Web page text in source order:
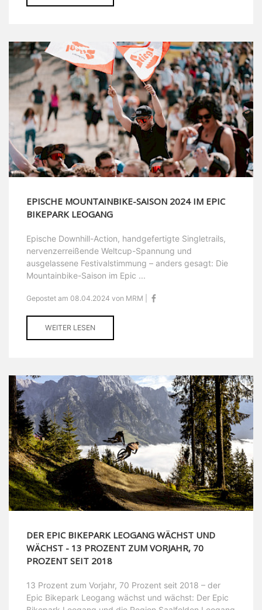
EPISCHE MOUNTAINBIKE-SAISON 2024 IM EPIC
BIKEPARK LEOGANG
Epische Downhill-Action, handgefertigte Singletrails,
nervenzerreißende Weltcup-Spannung und
ausgelassene Festivalstimmung – anders gesagt: Die
Mountainbike-Saison im Epic ...
Gepostet am 08.04.2024 von MRM |
WEITER LESEN
DER EPIC BIKEPARK LEOGANG WÄCHST UND
WÄCHST - 13 PROZENT ZUM VORJAHR, 70
PROZENT SEIT 2018
13 Prozent zum Vorjahr, 70 Prozent seit 2018 – der
Epic Bikepark Leogang wächst und wächst: Der Epic